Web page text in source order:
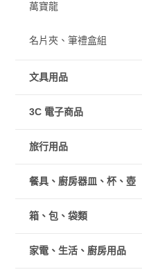
萬寶龍
名片夾、筆禮盒組
文具用品
3C 電子商品
旅行用品
餐具、廚房器皿、杯、壺
箱、包、袋類
家電、生活、廚房用品